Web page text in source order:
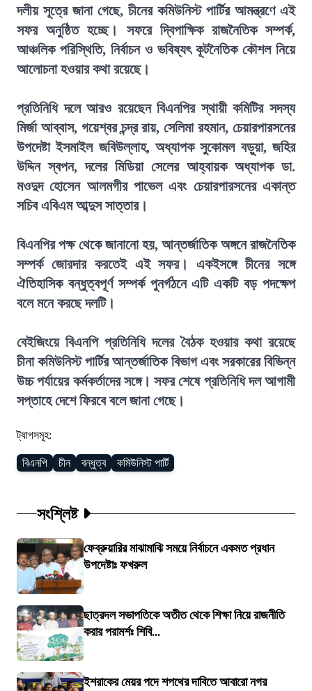
দলীয় সূত্রে জানা গেছে, চীনের কমিউনিস্ট পার্টির আমন্ত্রণে এই
সফর অনুষ্ঠিত হচ্ছে। সফরে দ্বিপাক্ষিক রাজনৈতিক সম্পর্ক,
আঞ্চলিক পরিস্থিতি, নির্বাচন ও ভবিষ্যৎ কূটনৈতিক কৌশল নিয়ে
আলোচনা হওয়ার কথা রয়েছে।
প্রতিনিধি দলে আরও রয়েছেন বিএনপির স্থায়ী কমিটির সদস্য
মির্জা আব্বাস, গয়েশ্বর চন্দ্র রায়, সেলিমা রহমান, চেয়ারপারসনের
উপদেষ্টা ইসমাইল জবিউল্লাহ, অধ্যাপক সুকোমল বড়ুয়া, জহির
উদ্দিন স্বপন, দলের মিডিয়া সেলের আহ্বায়ক অধ্যাপক ডা.
মওদুদ হোসেন আলমগীর পাভেল এবং চেয়ারপারসনের একান্ত
সচিব এবিএম আব্দুস সাত্তার।
বিএনপির পক্ষ থেকে জানানো হয়, আন্তর্জাতিক অঙ্গনে রাজনৈতিক
সম্পর্ক জোরদার করতেই এই সফর। একইসঙ্গে চীনের সঙ্গে
ঐতিহাসিক বন্ধুত্বপূর্ণ সম্পর্ক পুনর্গঠনে এটি একটি বড় পদক্ষেপ
বলে মনে করছে দলটি।
বেইজিংয়ে বিএনপি প্রতিনিধি দলের বৈঠক হওয়ার কথা রয়েছে
চীনা কমিউনিস্ট পার্টির আন্তর্জাতিক বিভাগ এবং সরকারের বিভিন্ন
উচ্চ পর্যায়ের কর্মকর্তাদের সঙ্গে। সফর শেষে প্রতিনিধি দল আগামী
সপ্তাহে দেশে ফিরবে বলে জানা গেছে।
ট্যাগসমূহ:
বিএনপি চীন বন্ধুত্ব কমিউনিস্ট পার্টি
সংশ্লিষ্ট
ফেব্রুয়ারির মাঝামাঝি সময়ে নির্বাচনে একমত প্রধান
উপদেষ্টাঃ ফখরুল
ছাত্রদল সভাপতিকে অতীত থেকে শিক্ষা নিয়ে রাজনীতি
করার পরামর্শঃ শিবি...
ইশরাকের মেয়র পদে শপথের দাবিতে আবারো নগর